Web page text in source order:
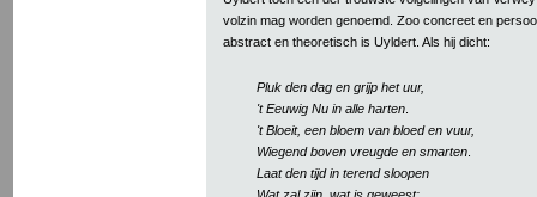
volzin mag worden genoemd. Zoo concreet en
abstract en theoretisch is Uyldert. Als hij dicht:
Pluk den dag en grijp het uur,
't Eeuwig Nu in alle harten.
't Bloeit, een bloem van bloed en vuur,
Wiegend boven vreugde en smarten.
Laat den tijd in terend sloopen